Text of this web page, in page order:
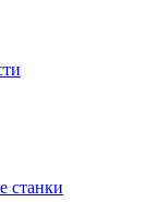
станки